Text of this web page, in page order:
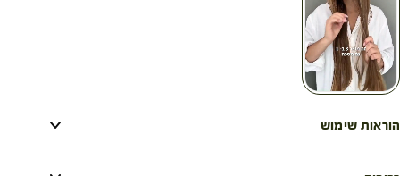
הוראות שימוש